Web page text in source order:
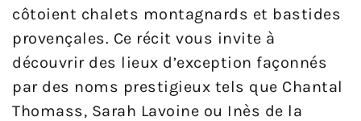
côtoient chalets montagnards et bastides
provençales. Ce récit vous invite à
découvrir des lieux d’exception façonnés
par des noms prestigieux tels que Chantal
Thomass, Sarah Lavoine ou Inès de la